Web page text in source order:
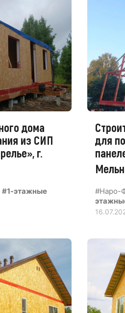
дома
из СИП
г.
#1-этажные
для
#Наро-